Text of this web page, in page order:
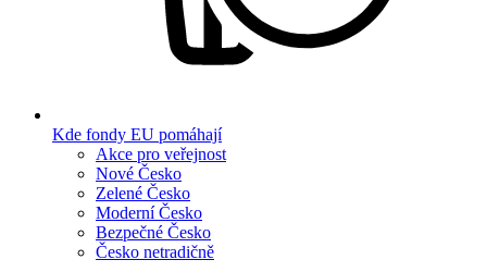
Kde fondy EU pomáhají
Akce pro veřejnost
Nové Česko
Zelené Česko
Moderní Česko
Bezpečné Česko
Česko netradičně